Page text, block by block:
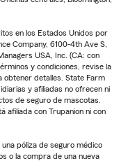
en los Estados Unidos por
Company, 6100-4th Ave S,
USA, Inc. (CA: con
y condiciones, revise la
obtener detalles. State Farm
y afiliadas no ofrecen ni
de seguro de mascotas.
afiliada con Trupanion ni con
póliza de seguro médico
o la compra de una nueva